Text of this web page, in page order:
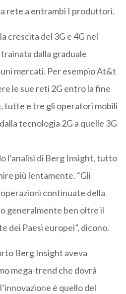
rete a entrambi I produttori.
crescita del 3G e 4G nel
dalla graduale
mercati. Per esempio At&t
le sue reti 2G entro la fine
tutte e tre gli operatori mobili
tecnologia 2G a quelle 3G
l’analisi di Berg Insight, tutto
più lentamente. “Gli
continuate della
generalmente ben oltre il
dei Paesi europei”, dicono.
Berg Insight aveva
mega-trend che dovrà
è quello del